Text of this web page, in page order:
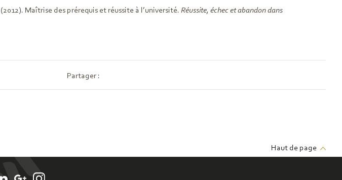
Maîtrise des prérequis et réussite à l’université. Réussite, échec et abandon dans
Partager :
Haut de page